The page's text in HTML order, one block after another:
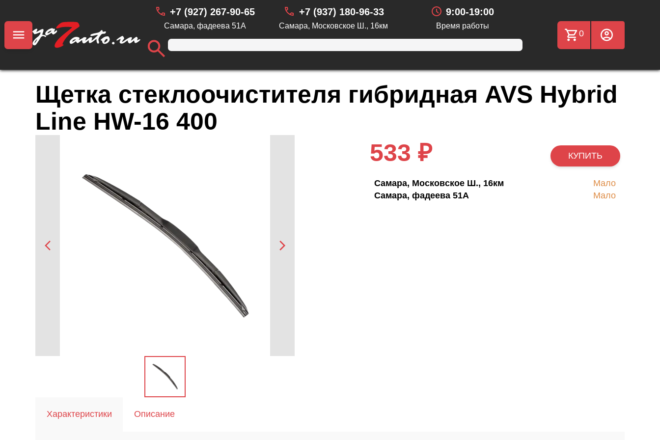
+7 (927) 267-90-65
Самара, фадеева 51А
+7 (937) 180-96-33
Самара, Московское Ш., 16км
9:00-19:00
Время работы
0
Щетка стеклоочистителя гибридная AVS Hybrid
Line HW-16 400
533 ₽
КУПИТЬ
Самара, Московское Ш., 16км
Мало
Самара, фадеева 51А
Мало
Характеристики Описание